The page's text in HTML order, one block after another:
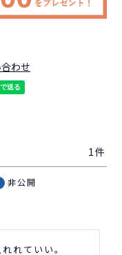
わせ
1
非公開
れていい。